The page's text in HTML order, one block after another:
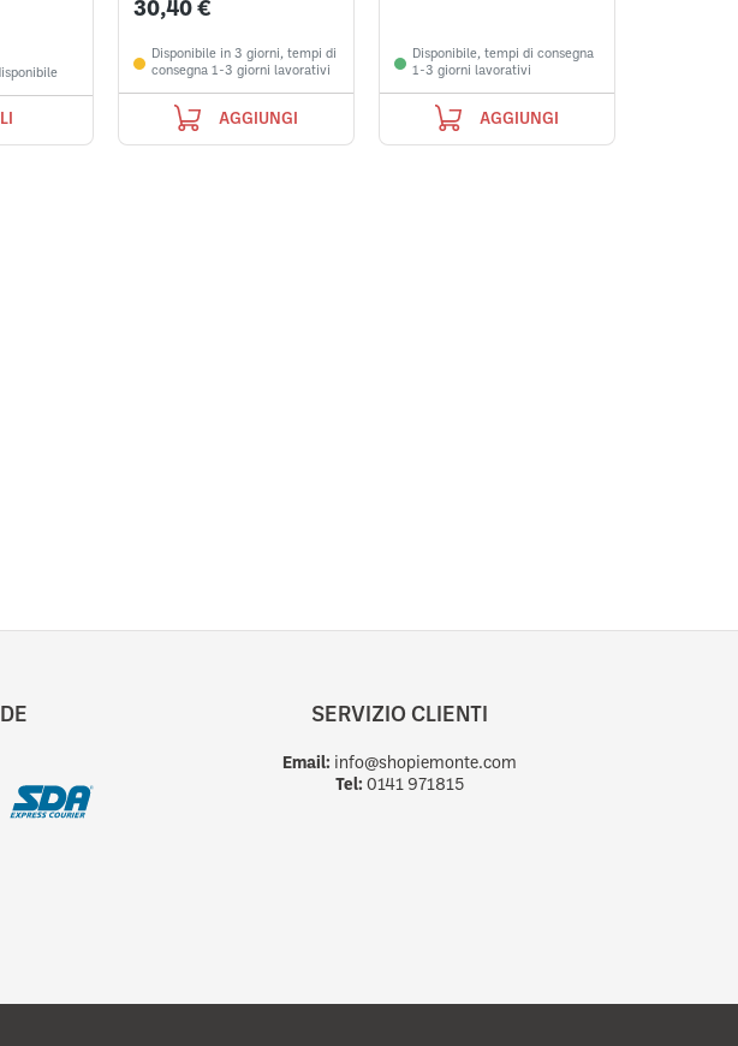
30,40 €
Disponibile in 3 giorni, tempi di
consegna 1-3 giorni lavorativi
AGGIUNGI
Disponibile, tempi di consegna
1-3 giorni lavorativi
AGGIUNGI
SERVIZIO CLIENTI
Email: info@shopiemonte.com
Tel: 0141 971815